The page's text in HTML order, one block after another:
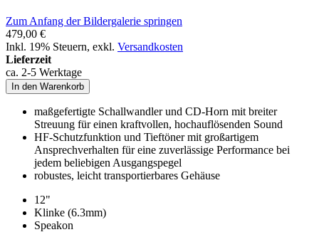
Zum Anfang der Bildergalerie springen
479,00 €
Inkl. 19% Steuern, exkl. Versandkosten
Lieferzeit
ca. 2-5 Werktage
In den Warenkorb
maßgefertigte Schallwandler und CD-Horn mit breiter
Streuung für einen kraftvollen, hochauflösenden Sound
HF-Schutzfunktion und Tieftöner mit großartigem
Ansprechverhalten für eine zuverlässige Performance bei
jedem beliebigen Ausgangspegel
robustes, leicht transportierbares Gehäuse
12"
Klinke (6.3mm)
Speakon